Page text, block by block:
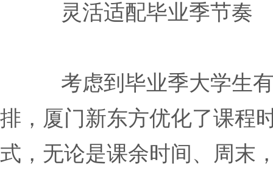
灵活适配毕业季节奏
考虑到毕业季大学生
排，厦门新东方优化了课程
式，无论是课余时间、周末